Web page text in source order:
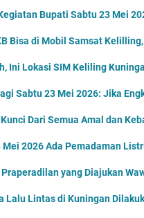
Bupati Sabtu 23 Mei
Bisa di Mobil Samsat
Ini Lokasi SIM Keliling
Sabtu 23 Mei 2026: Jika
Dari Semua Amal dan
Mei 2026 Ada Pemadaman
yang Diajukan
Lalu Lintas di Kuningan